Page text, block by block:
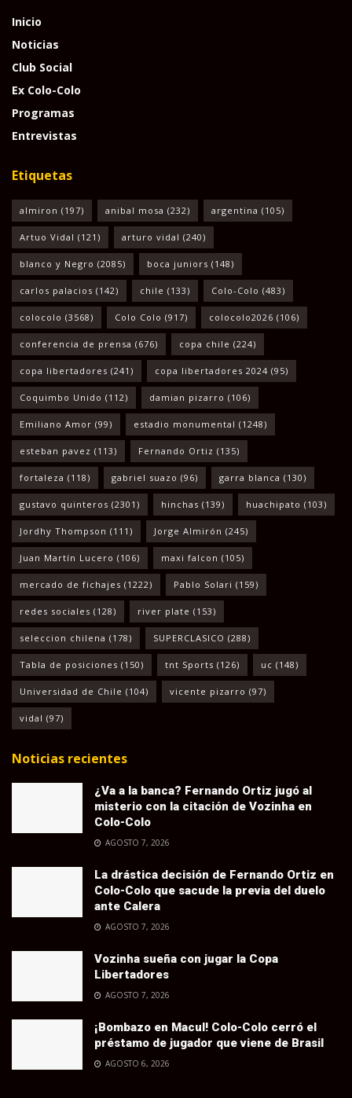
Inicio
Noticias
Club Social
Ex Colo-Colo
Programas
Entrevistas
Etiquetas
almiron (197) anibal mosa (232) argentina (105)
Artuo Vidal (121) arturo vidal (240)
blanco y Negro (2085) boca juniors (148)
carlos palacios (142) chile (133) Colo-Colo (483)
colocolo (3568) Colo Colo (917) colocolo2026 (106)
conferencia de prensa (676) copa chile (224)
copa libertadores (241) copa libertadores 2024 (95)
Coquimbo Unido (112) damian pizarro (106)
Emiliano Amor (99) estadio monumental (1248)
esteban pavez (113) Fernando Ortiz (135)
fortaleza (118) gabriel suazo (96) garra blanca (130)
gustavo quinteros (2301) hinchas (139) huachipato (103)
Jordhy Thompson (111) Jorge Almirón (245)
Juan Martín Lucero (106) maxi falcon (105)
mercado de fichajes (1222) Pablo Solari (159)
redes sociales (128) river plate (153)
seleccion chilena (178) SUPERCLASICO (288)
Tabla de posiciones (150) tnt Sports (126) uc (148)
Universidad de Chile (104) vicente pizarro (97)
vidal (97)
Noticias recientes
¿Va a la banca? Fernando Ortiz jugó al
misterio con la citación de Vozinha en
Colo-Colo
AGOSTO 7, 2026
La drástica decisión de Fernando Ortiz en
Colo-Colo que sacude la previa del duelo
ante Calera
AGOSTO 7, 2026
Vozinha sueña con jugar la Copa
Libertadores
AGOSTO 7, 2026
¡Bombazo en Macul! Colo-Colo cerró el
préstamo de jugador que viene de Brasil
AGOSTO 6, 2026